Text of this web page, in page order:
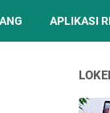
APLIKASI